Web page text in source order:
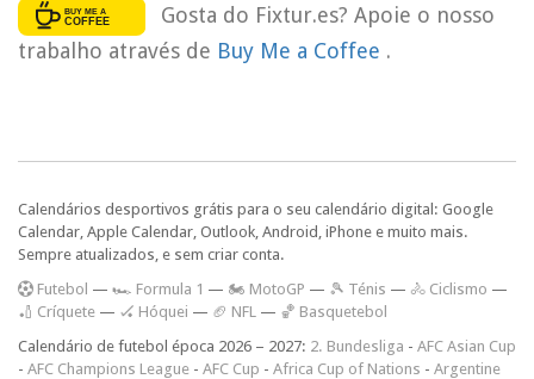
Gosta do Fixtur.es? Apoie o nosso
trabalho através de Buy Me a Coffee .
Calendários desportivos grátis para o seu calendário digital: Google
Calendar, Apple Calendar, Outlook, Android, iPhone e muito mais.
Sempre atualizados, e sem criar conta.
Futebol — 🏎️ Formula 1 — 🏍 MotoGP — 🎾 Ténis — 🚴 Ciclismo —
🏏 Críquete — 🏑 Hóquei — 🏈 NFL — 🏀 Basquetebol
Calendário de futebol época 2026 – 2027: 2. Bundesliga - AFC Asian Cup
- AFC Champions League - AFC Cup - Africa Cup of Nations - Argentine